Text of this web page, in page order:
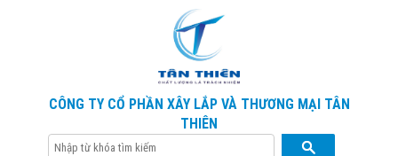
CÔNG TY CỔ PHẦN XÂY LẮP VÀ THƯƠNG MẠI TÂN
THIÊN